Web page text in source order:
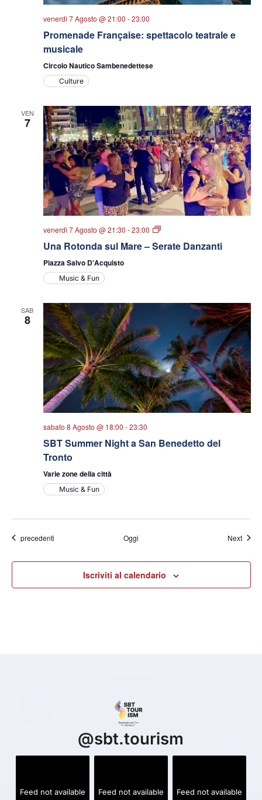
venerdì 7 Agosto @ 21:00 -23:00
Promenade Française: spettacolo teatrale e
musicale
Circolo Nautico Sambenedettese
Culture
VEN
7
venerdì 7 Agosto @ 21:30 -23:00
Una
sul
Una Rotonda sul Mare – Serate Danzanti
Piazza Salvo D'Acquisto
Music & Fun
SAB
8
sabato 8 Agosto @ 18:00 -23:30
SBT Summer Night a San Benedetto del
Tronto
Varie zone della città
Music & Fun
Eventi
precedenti Oggi NextEventi
Iscriviti al calendario
@sbt.tourism
Feed not available Feed not available Feed not available